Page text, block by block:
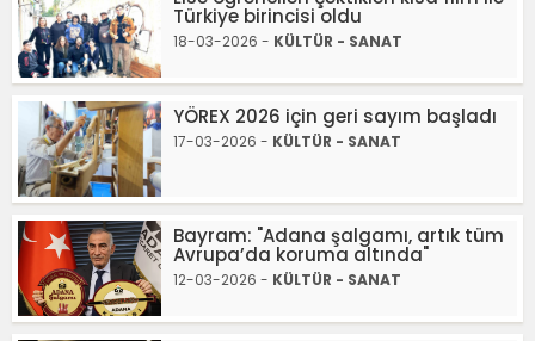
Türkiye birincisi oldu
18-03-2026 - KÜLTÜR - SANAT
YÖREX 2026 için geri sayım başladı
17-03-2026 - KÜLTÜR - SANAT
Bayram: "Adana şalgamı, artık tüm
Avrupa’da koruma altında"
12-03-2026 - KÜLTÜR - SANAT